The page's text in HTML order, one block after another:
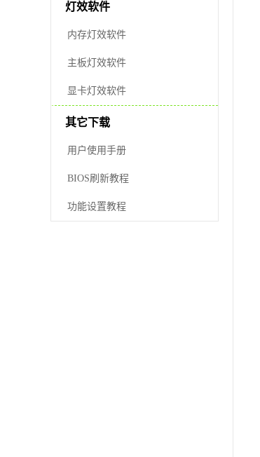
灯效软件
内存灯效软件
主板灯效软件
显卡灯效软件
其它下载
用户使用手册
BIOS刷新教程
功能设置教程